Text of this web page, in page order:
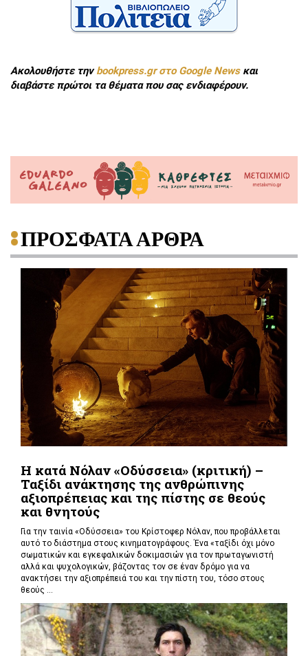
Ακολουθήστε τηνbookpress.gr στο Google Newsκαι
διαβάστε πρώτοι τα θέματα που σας ενδιαφέρουν.
ΠΡΟΣΦΑΤΑ ΑΡΘΡΑ
Η κατά Νόλαν «Οδύσσεια» (κριτική) –
Ταξίδι ανάκτησης της ανθρώπινης
αξιοπρέπειας και της πίστης σε θεούς
και θνητούς
Για την ταινία «Οδύσσεια» του Κρίστοφερ Νόλαν,που προβάλλεται
αυτό το διάστημα στους κινηματογράφους. Ένα «ταξίδι όχι μόνο
σωματικών και εγκεφαλικών δοκιμασιών για τον πρωταγωνιστή
αλλά και ψυχολογικών, βάζοντας τον σε έναν δρόμο για να
ανακτήσει την αξιοπρέπειά του και την πίστη του, τόσο στους
θεούς ...